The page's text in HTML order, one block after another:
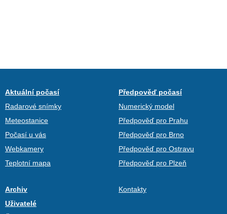
Aktuální počasí
Radarové snímky
Meteostanice
Počasí u vás
Webkamery
Teplotní mapa
Předpověď počasí
Numerický model
Předpověď pro Prahu
Předpověď pro Brno
Předpověď pro Ostravu
Předpověď pro Plzeň
Archiv
Uživatelé
Kontakty